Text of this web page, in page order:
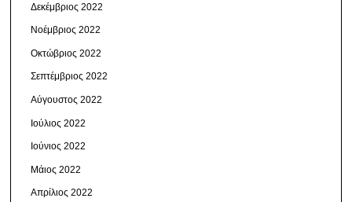
Δεκέμβριος 2022
Νοέμβριος 2022
Οκτώβριος 2022
Σεπτέμβριος 2022
Αύγουστος 2022
Ιούλιος 2022
Ιούνιος 2022
Μάιος 2022
Απρίλιος 2022